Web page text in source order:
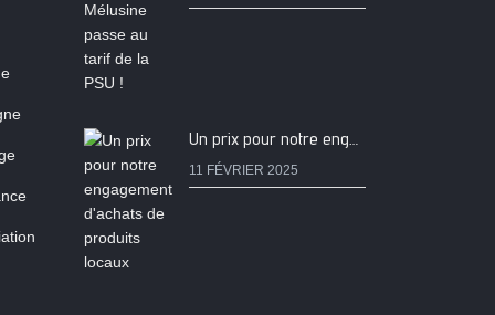
Un prix pour notre engagement d'achats de produits locaux
11 FÉVRIER 2025